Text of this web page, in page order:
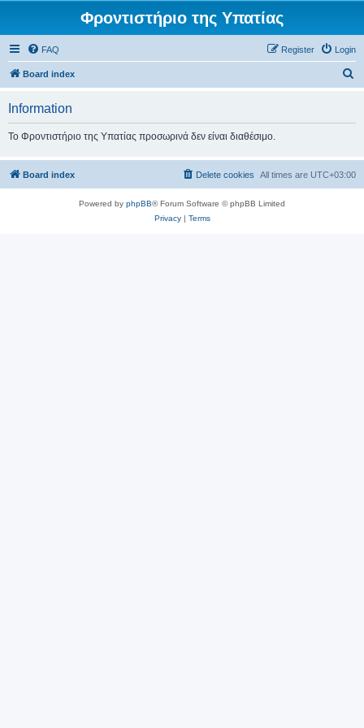
Φροντιστήριο της Υπατίας
FAQ Login
Register
Board index
h
Information
Το Φροντιστήριο της Υπατίας προσωρινά δεν είναι διαθέσιμο.
Board index All times are UTC+03:00
Delete cookies
Powered by phpBB® Forum Software © phpBB Limited
Privacy| Terms